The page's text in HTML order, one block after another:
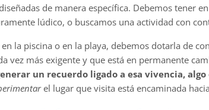
de manera específica. Debemos tener
lúdico, o buscamos una actividad con
la piscina o en la playa, debemos dotarla de
vez más exigente y que está en permanente
un recuerdo ligado a esa vivencia,
el lugar que visita está encaminada